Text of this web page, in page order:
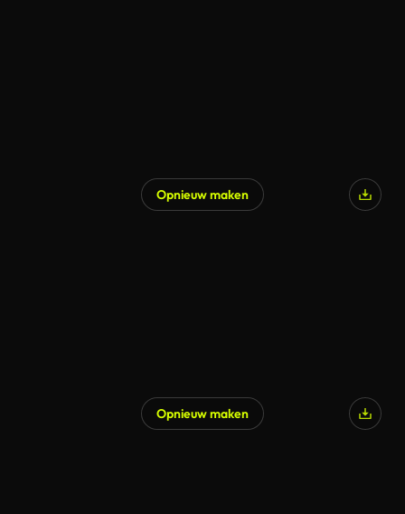
Opnieuw maken
Opnieuw maken